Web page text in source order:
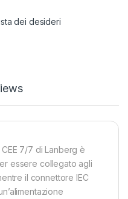
dei desideri
7/7 di Lanberg è
essere collegato agli
il connettore IEC